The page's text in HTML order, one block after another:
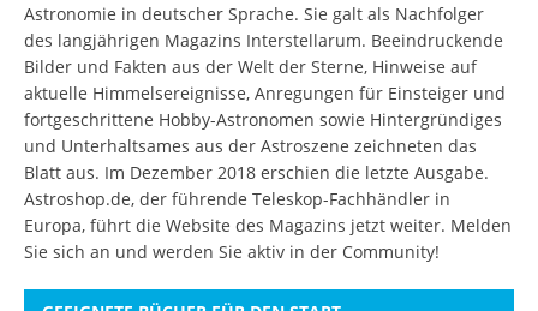
Astronomie in deutscher Sprache. Sie galt als Nachfolger
des langjährigen Magazins Interstellarum. Beeindruckende
Bilder und Fakten aus der Welt der Sterne, Hinweise auf
aktuelle Himmelsereignisse, Anregungen für Einsteiger und
fortgeschrittene Hobby-Astronomen sowie Hintergründiges
und Unterhaltsames aus der Astroszene zeichneten das
Blatt aus. Im Dezember 2018 erschien die letzte Ausgabe.
Astroshop.de, der führende Teleskop-Fachhändler in
Europa, führt die Website des Magazins jetzt weiter. Melden
Sie sich an und werden Sie aktiv in der Community!